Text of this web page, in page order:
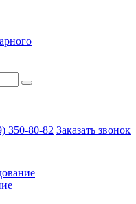
350-80-82 Заказать звонок